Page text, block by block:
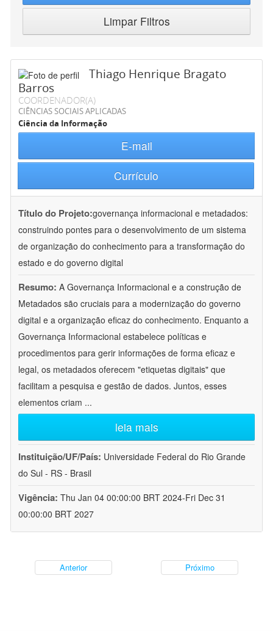
Limpar Filtros
Thiago Henrique Bragato
Barros
COORDENADOR(A)
CIÊNCIAS SOCIAIS APLICADAS
Ciência da Informação
E-mail
Currículo
Título do Projeto:governança informacional e metadados:
construindo pontes para o desenvolvimento de um sistema
de organização do conhecimento para a transformação do
estado e do governo digital
Resumo: A Governança Informacional e a construção de
Metadados são cruciais para a modernização do governo
digital e a organização eficaz do conhecimento. Enquanto a
Governança Informacional estabelece políticas e
procedimentos para gerir informações de forma eficaz e
legal, os metadados oferecem "etiquetas digitais" que
facilitam a pesquisa e gestão de dados. Juntos, esses
elementos criam ...
leia mais
Instituição/UF/País: Universidade Federal do Rio Grande
do Sul - RS - Brasil
Vigência: Thu Jan 04 00:00:00 BRT 2024-Fri Dec 31
00:00:00 BRT 2027
Anterior Próximo